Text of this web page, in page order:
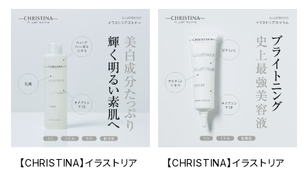
【CHRISTINA】イラストリア
【CHRISTINA】イラストリア